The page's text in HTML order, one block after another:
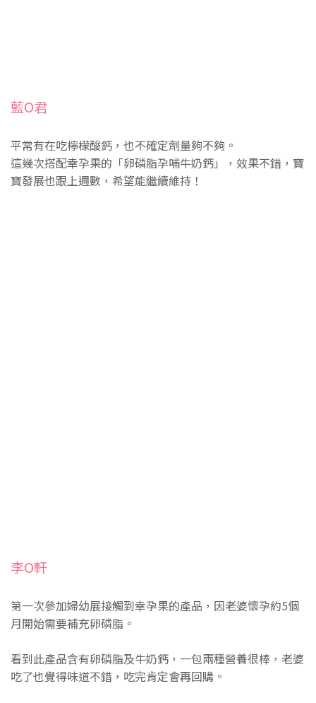
藍O君
平常有在吃檸檬酸鈣，也不確定劑量夠不夠。
這幾次搭配幸孕果的「卵磷脂孕哺牛奶鈣」，效果不錯，寶
寶發展也跟上週數，希望能繼續維持！
李O軒
第一次參加婦幼展接觸到幸孕果的產品，因老婆懷孕約5個
月開始需要補充卵磷脂。
看到此產品含有卵磷脂及牛奶鈣，一包兩種營養很棒，老婆
吃了也覺得味道不錯，吃完肯定會再回購。